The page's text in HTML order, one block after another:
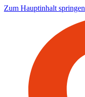
Zum Hauptinhalt springen